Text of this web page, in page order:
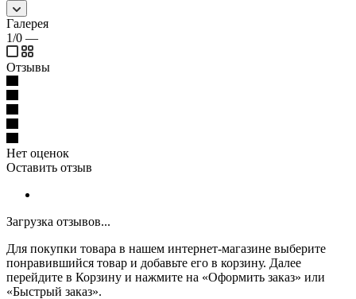
Галерея
1/0 —
Отзывы
Нет оценок
Оставить отзыв
Загрузка отзывов...
Для покупки товара в нашем интернет-магазине выберите
понравившийся товар и добавьте его в корзину. Далее
перейдите в Корзину и нажмите на «Оформить заказ» или
«Быстрый заказ».